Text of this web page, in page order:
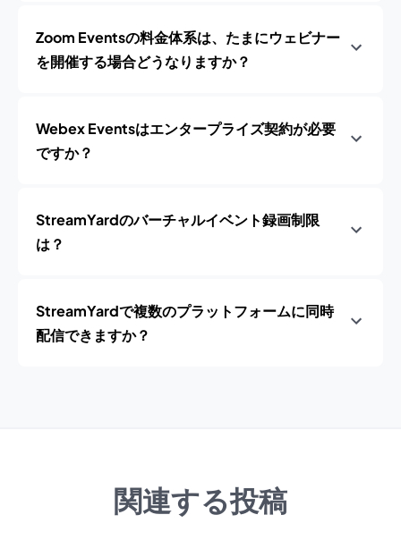
Zoom Eventsの料金体系は、たまにウェビナー
を開催する場合どうなりますか？
Webex Eventsはエンタープライズ契約が必要
ですか？
StreamYardのバーチャルイベント録画制限
は？
StreamYardで複数のプラットフォームに同時
配信できますか？
関連する投稿